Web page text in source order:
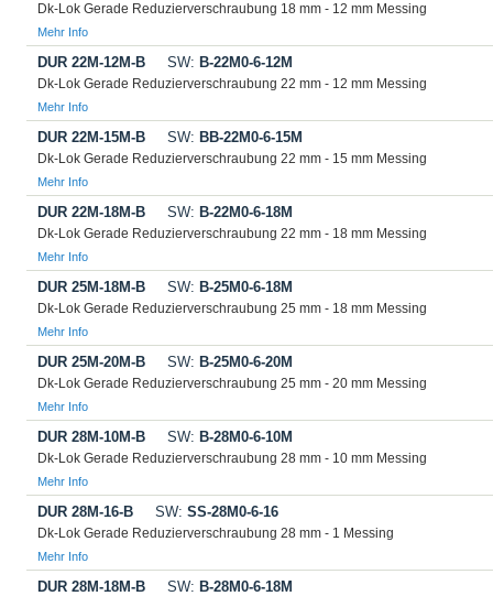
Dk-Lok Gerade Reduzierverschraubung 18 mm - 12 mm Messing
Mehr Info
DUR 22M-12M-B SW: B-22M0-6-12M
Dk-Lok Gerade Reduzierverschraubung 22 mm - 12 mm Messing
Mehr Info
DUR 22M-15M-B SW: BB-22M0-6-15M
Dk-Lok Gerade Reduzierverschraubung 22 mm - 15 mm Messing
Mehr Info
DUR 22M-18M-B SW: B-22M0-6-18M
Dk-Lok Gerade Reduzierverschraubung 22 mm - 18 mm Messing
Mehr Info
DUR 25M-18M-B SW: B-25M0-6-18M
Dk-Lok Gerade Reduzierverschraubung 25 mm - 18 mm Messing
Mehr Info
DUR 25M-20M-B SW: B-25M0-6-20M
Dk-Lok Gerade Reduzierverschraubung 25 mm - 20 mm Messing
Mehr Info
DUR 28M-10M-B SW: B-28M0-6-10M
Dk-Lok Gerade Reduzierverschraubung 28 mm - 10 mm Messing
Mehr Info
DUR 28M-16-B SW: SS-28M0-6-16
Dk-Lok Gerade Reduzierverschraubung 28 mm - 1 Messing
Mehr Info
DUR 28M-18M-B SW: B-28M0-6-18M